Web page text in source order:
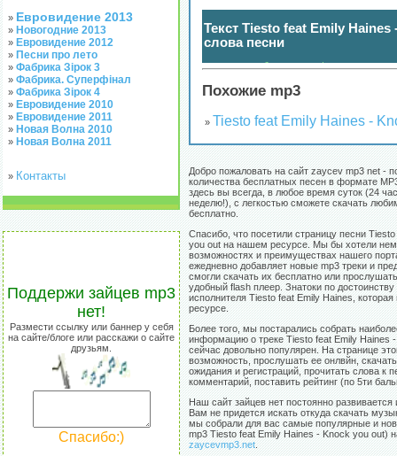
» Евровидение 2013
» Новогодние 2013
» Евровидение 2012
» Песни про лето
» Фабрика Зірок 3
» Фабрика. Суперфінал
» Фабрика Зірок 4
» Евровидение 2010
» Евровидение 2011
» Новая Волна 2010
» Новая Волна 2011
» Контакты
Поддержи зайцев mp3
нет!
Размести ссылку или баннер у себя
на сайте/блоге или расскажи о сайте
друзьям.
Спасибо:)
Текст Tiesto feat Emily
слова песни
(нажмите чтобы показать / спрятать)
Похожие mp3
» Tiesto feat Emily Haines -
Добро пожаловать на сайт zaycev mp3 net -
количества бесплатных песен в формате
здесь вы всегда, в любое время суток (24
неделю!), с легкостью сможете скачать
бесплатно.
Спасибо, что посетили страницу песни
you out на нашем ресурсе. Мы бы хотели
возможностях и преимуществах нашего
ежедневно добавляет новые mp3 треки и
смогли скачать их бесплатно или
удобный flash плеер. Знатоки по
исполнителя Tiesto feat Emily Haines,
ресурсе.
Более того, мы постарались собрать
информацию о треке Tiesto feat Emily Haines
сейчас довольно популярен. На странице
возможность, прослушать ее онлвйн,
ожидания и регистраций, прочитать слова к
комментарий, поставить рейтинг (по 5ти
Наш сайт зайцев нет постоянно
Вам не придется искать откуда скачать
мы собрали для вас самые популярные и
mp3 Tiesto feat Emily Haines - Knock you out)
zaycevmp3.net.